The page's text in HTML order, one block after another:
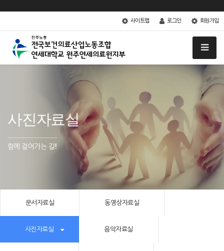
사이트맵 로그인 회원가입
사진자료실
함께 걸어가는 길!!
문서자료실 동영상자료실
사진자료실 음악자료실